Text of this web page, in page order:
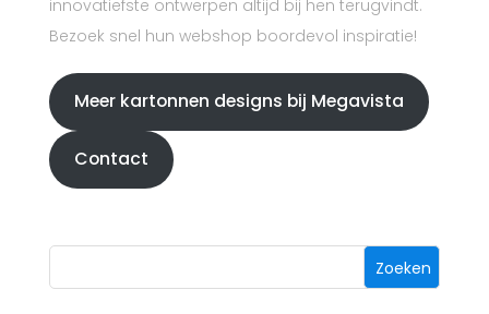
innovatiefste ontwerpen altijd bij hen terugvindt.
Bezoek snel hun webshop boordevol inspiratie!
Meer kartonnen designs bij Megavista
Contact